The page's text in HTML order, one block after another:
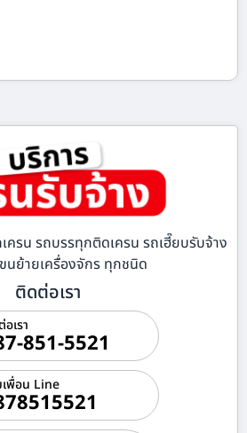
เครน รถบรรทุกติดเครน รถเฮี๊ยบรับจ้าง
นย้ายเครื่องจักร ทุกชนิด
ติดต่อเรา
เรา
851-5521
เพื่อน Line